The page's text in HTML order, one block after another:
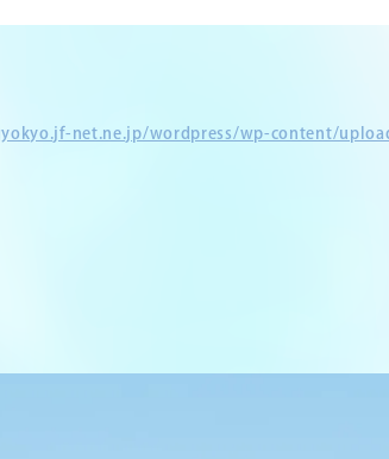
net.ne.jp/wordpress/wp-content/